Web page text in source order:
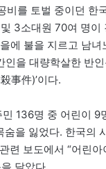
비를 토벌 중이던 한
3소대원 70여 명이
에 불을 지르고 남녀
인을 대량학살한 반
事件)’이다.
136명 중 어린이 9
숨을 잃었다. 한국의
련 보도에서 “어린